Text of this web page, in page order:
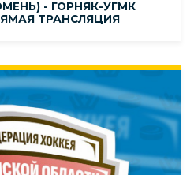
- ГОРНЯК-УГМК
ТРАНСЛЯЦИЯ